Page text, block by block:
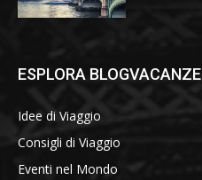
ESPLORA BLOGVACANZE
Idee di Viaggio
Consigli di Viaggio
Eventi nel Mondo